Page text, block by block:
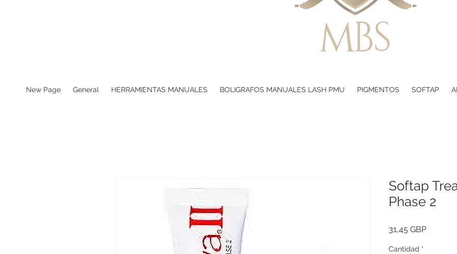
New Page General HERRAMIENTAS MANUALES BOLIGRAFOS MANUALES LASH PMU PIGMENTOS SOFTAP
Softap
Phase 2
31,45 GBPPrecio
Cantidad *